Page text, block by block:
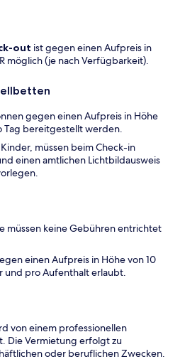
out ist gegen einen Aufpreis in
möglich (je nach Verfügbarkeit).
gegen einen Aufpreis in Höhe
Tag bereitgestellt werden.
müssen beim Check-in
einen amtlichen Lichtbildausweis
müssen keine Gebühren entrichtet
einen Aufpreis in Höhe von 10
und pro Aufenthalt erlaubt.
von einem professionellen
Die Vermietung erfolgt zu
oder beruflichen Zwecken.